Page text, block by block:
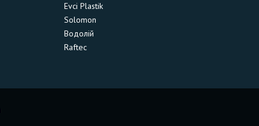
Evci Plastik
Solomon
Водолій
Raftec